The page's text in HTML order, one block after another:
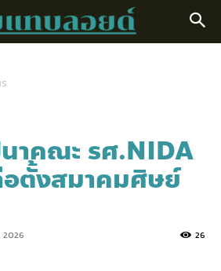
าคณะ รศ.NIDA
อตั้งสมาคมศิษย์
2026 26